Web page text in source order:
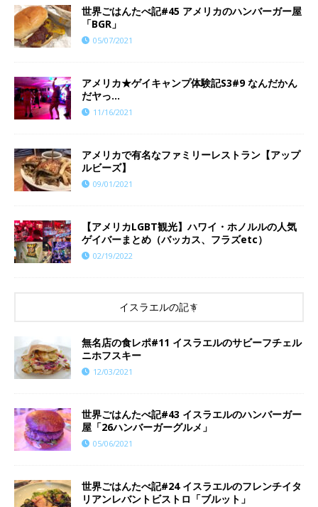
世界ごはんたべ記#45 アメリカのハンバーガー屋
「BGR」
05/07/2021
​​アメリカ★ゲイキャンプ体験記S3#9 なんだかん
だヤっ…
11/16/2021
アメリカで有名なファミリーレストラン【アップ
ルビーズ】
09/01/2021
【アメリカLGBT観光】ハワイ・ホノルルの人気
ゲイバーまとめ（バッカス、フラズetc）
02/19/2022
イスラエルの記事
無名店の食レポ#11 イスラエルのサビーフチェル
ニホフスキー
12/03/2021
世界ごはんたべ記#43 イスラエルのハンバーガー
屋「26ハンバーガーグルメ」
05/06/2021
世界ごはんたべ記#24 イスラエルのフレンチイタ
リアンレバントビストロ「ブルット」